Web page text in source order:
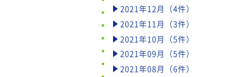
2021年12月（4件）
2021年11月（3件）
2021年10月（5件）
2021年09月（5件）
2021年08月（6件）